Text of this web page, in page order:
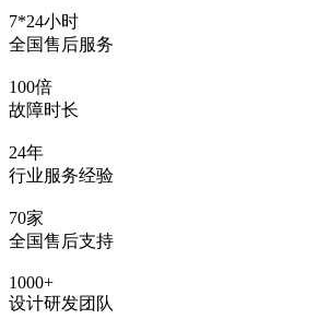
7*24小时
全国售后服务
100倍
故障时长
24年
行业服务经验
70家
全国售后支持
1000+
设计研发团队